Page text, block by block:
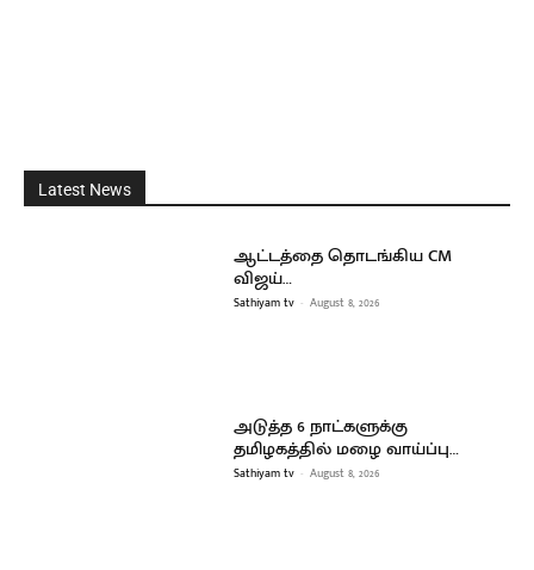
Latest News
ஆட்டத்தை தொடங்கிய CM
விஜய்…
Sathiyam tv - August 8, 2026
அடுத்த 6 நாட்களுக்கு
தமிழகத்தில் மழை வாய்ப்பு…
Sathiyam tv - August 8, 2026